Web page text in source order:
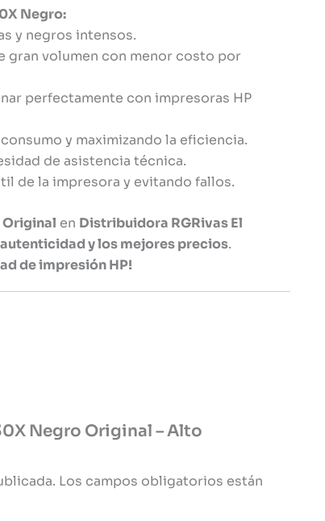
Negro:
y negros intensos.
gran volumen con menor costo por
perfectamente con impresoras HP
y maximizando la eficiencia.
de asistencia técnica.
de la impresora y evitando fallos.
Original en Distribuidora RGRivas El
y los mejores precios.
de impresión HP!
Negro Original – Alto
Los campos obligatorios están